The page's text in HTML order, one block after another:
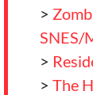
>
SNES/
>
> The